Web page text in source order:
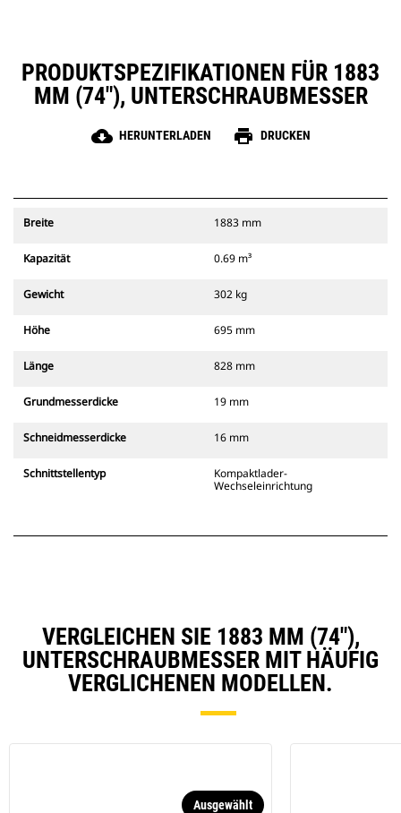
PRODUKTSPEZIFIKATIONEN FÜR 1883
MM (74"), UNTERSCHRAUBMESSER
cloud_download HERUNTERLADEN print DRUCKEN
Breite 1883 mm
Kapazität 0.69 m³
Gewicht 302 kg
Höhe 695 mm
Länge 828 mm
Grundmesserdicke 19 mm
Schneidmesserdicke 16 mm
Schnittstellentyp
Kompaktlader-
Wechseleinrichtung
VERGLEICHEN SIE 1883 MM (74"),
UNTERSCHRAUBMESSER MIT HÄUFIG
VERGLICHENEN MODELLEN.
Ausgewählt